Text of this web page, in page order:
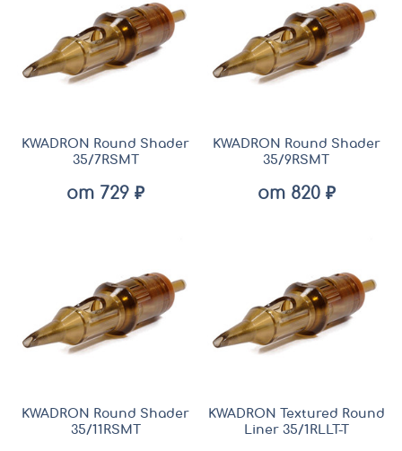
KWADRON Round Shader
35/7RSMT
от 729 ₽
KWADRON Round Shader
35/9RSMT
от 820 ₽
KWADRON Round Shader
35/11RSMT
KWADRON Textured Round
Liner 35/1RLLT-T